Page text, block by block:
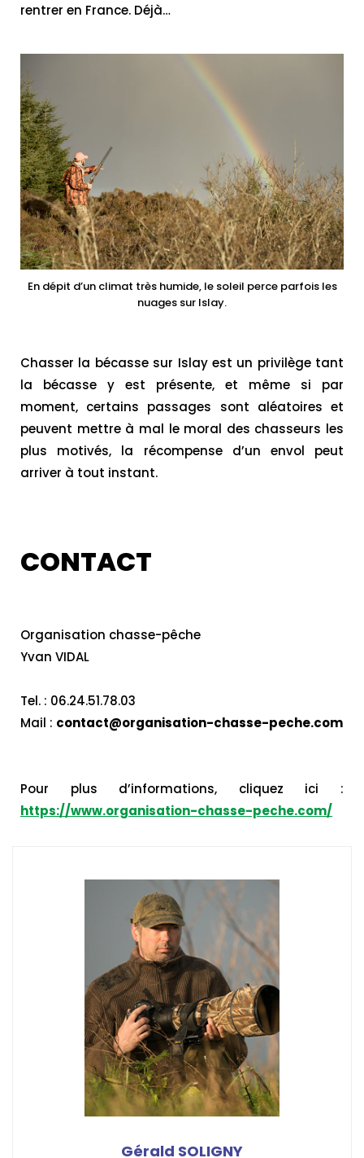
rentrer en France. Déjà…
En dépit d’un climat très humide, le soleil perce parfois les
nuages sur Islay.
Chasser la bécasse sur Islay est un privilège tant
la bécasse y est présente, et même si par
moment, certains passages sont aléatoires et
peuvent mettre à mal le moral des chasseurs les
plus motivés, la récompense d’un envol peut
arriver à tout instant.
CONTACT
Organisation chasse-pêche
Yvan VIDAL
Tel. : 06.24.51.78.03
Mail : contact@organisation-chasse-peche.com
Pour plus d’informations, cliquez ici :
https://www.organisation-chasse-peche.com/
Gérald SOLIGNY